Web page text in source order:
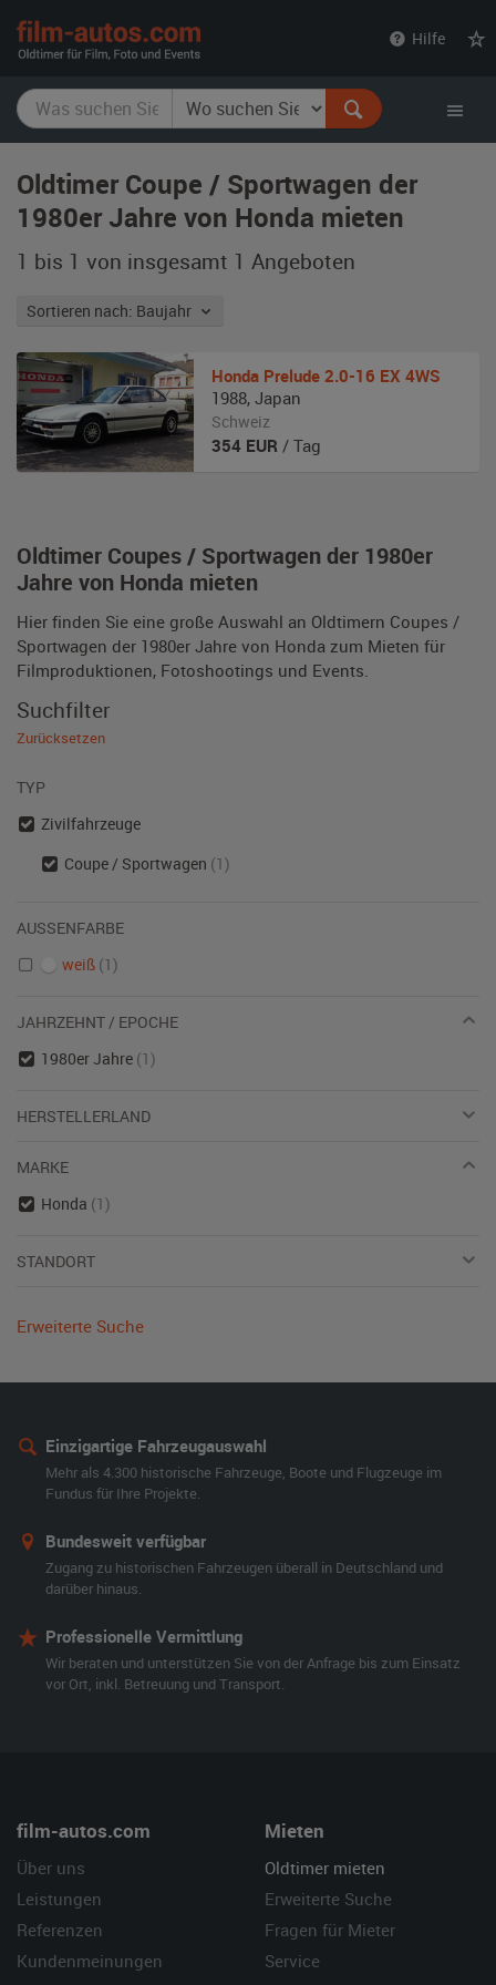
Hilfe
Oldtimer Coupe / Sportwagen der
1980er Jahre von Honda mieten
1 bis 1 von insgesamt 1 Angeboten
Sortieren nach: Baujahr
Oldtimer Coupes / Sportwagen der 1980er
Jahre von Honda mieten
Hier finden Sie eine große Auswahl an Oldtimern Coupes /
Sportwagen der 1980er Jahre von Honda zum Mieten für
Filmproduktionen, Fotoshootings und Events.
Honda Prelude 2.0-16 EX 4WS
1988, Japan
Schweiz
354 EUR / Tag
Suchfilter
Zurücksetzen
TYP
Zivilfahrzeuge
Coupe / Sportwagen (1)
AUSSENFARBE
weiß (1)
JAHRZEHNT / EPOCHE
1980er Jahre (1)
HERSTELLERLAND
MARKE
Honda (1)
STANDORT
Erweiterte Suche
Einzigartige Fahrzeugauswahl
Mehr als 4.300 historische Fahrzeuge, Boote und Flugzeuge im
Fundus für Ihre Projekte.
Bundesweit verfügbar
Zugang zu historischen Fahrzeugen überall in Deutschland und
darüber hinaus.
Professionelle Vermittlung
Wir beraten und unterstützen Sie von der Anfrage bis zum Einsatz
vor Ort, inkl. Betreuung und Transport.
film-autos.com
Über uns
Leistungen
Referenzen
Kundenmeinungen
Mieten
Oldtimer mieten
Erweiterte Suche
Fragen für Mieter
Service